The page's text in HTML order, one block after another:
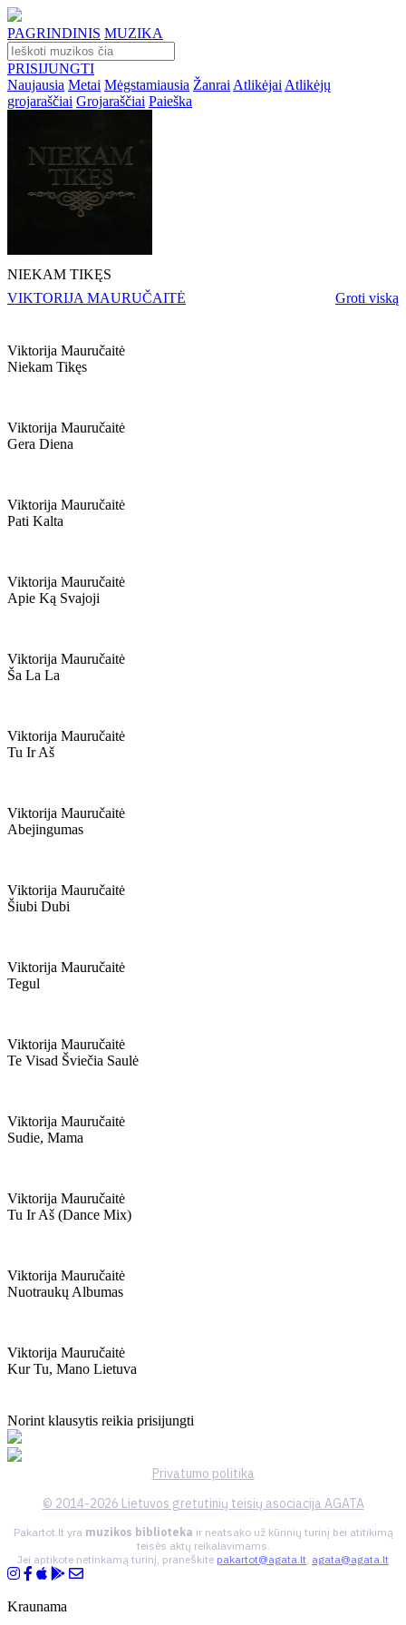
PAGRINDINIS MUZIKA
PRISIJUNGTI
Naujausia Metai Mėgstamiausia Žanrai Atlikėjai Atlikėjų
grojaraščiai Grojaraščiai Paieška
NIEKAM TIKĘS
VIKTORIJA MAURUČAITĖ
Groti viską
Viktorija Mauručaitė
Niekam Tikęs
Viktorija Mauručaitė
Gera Diena
Viktorija Mauručaitė
Pati Kalta
Viktorija Mauručaitė
Apie Ką Svajoji
Viktorija Mauručaitė
Ša La La
Viktorija Mauručaitė
Tu Ir Aš
Viktorija Mauručaitė
Abejingumas
Viktorija Mauručaitė
Šiubi Dubi
Viktorija Mauručaitė
Tegul
Viktorija Mauručaitė
Te Visad Šviečia Saulė
Viktorija Mauručaitė
Sudie, Mama
Viktorija Mauručaitė
Tu Ir Aš (dance Mix)
Viktorija Mauručaitė
Nuotraukų Albumas
Viktorija Mauručaitė
Kur Tu, Mano Lietuva
Norint klausytis reikia prisijungti
Privatumo politika
© 2014-2026 Lietuvos gretutinių teisių asociacija AGATA
Pakartot.lt yra muzikos biblioteka ir neatsako už kūrinių turinį bei atitikimą
teisės aktų reikalavimams.
Jei aptikote netinkamą turinį, praneškite pakartot@agata.lt, agata@agata.lt
Kraunama